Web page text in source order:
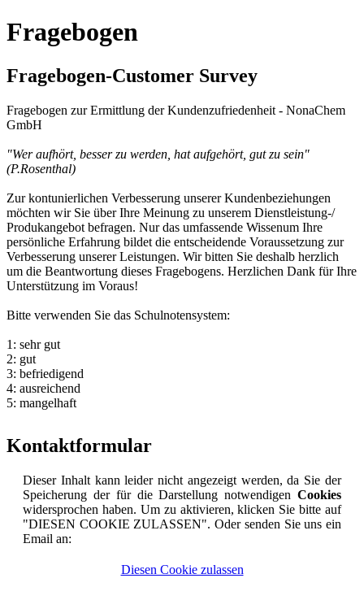
Fragebogen
Fragebogen-Customer Survey
Fragebogen zur Ermittlung der Kundenzufriedenheit - NonaChem
GmbH
"Wer aufhört, besser zu werden, hat aufgehört, gut zu sein"
(P.Rosenthal)
Zur kontunierlichen Verbesserung unserer Kundenbeziehungen
möchten wir Sie über Ihre Meinung zu unserem Dienstleistung-/
Produkangebot befragen. Nur das umfassende Wissenum Ihre
persönliche Erfahrung bildet die entscheidende Voraussetzung zur
Verbesserung unserer Leistungen. Wir bitten Sie deshalb herzlich
um die Beantwortung dieses Fragebogens. Herzlichen Dank für Ihre
Unterstützung im Voraus!
Bitte verwenden Sie das Schulnotensystem:
1: sehr gut
2: gut
3: befriedigend
4: ausreichend
5: mangelhaft
Kontaktformular
Dieser Inhalt kann leider nicht angezeigt werden, da Sie der
Speicherung der für die Darstellung notwendigen Cookies
widersprochen haben. Um zu aktivieren, klicken Sie bitte auf
"DIESEN COOKIE ZULASSEN". Oder senden Sie uns ein
Email an:
Diesen Cookie zulassen